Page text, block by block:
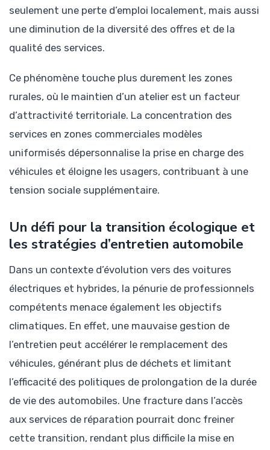
seulement une perte d’emploi localement, mais aussi
une diminution de la diversité des offres et de la
qualité des services.
Ce phénomène touche plus durement les zones
rurales, où le maintien d’un atelier est un facteur
d’attractivité territoriale. La concentration des
services en zones commerciales modèles
uniformisés dépersonnalise la prise en charge des
véhicules et éloigne les usagers, contribuant à une
tension sociale supplémentaire.
Un défi pour la transition écologique et
les stratégies d’entretien automobile
Dans un contexte d’évolution vers des voitures
électriques et hybrides, la pénurie de professionnels
compétents menace également les objectifs
climatiques. En effet, une mauvaise gestion de
l’entretien peut accélérer le remplacement des
véhicules, générant plus de déchets et limitant
l’efficacité des politiques de prolongation de la durée
de vie des automobiles. Une fracture dans l’accès
aux services de réparation pourrait donc freiner
cette transition, rendant plus difficile la mise en